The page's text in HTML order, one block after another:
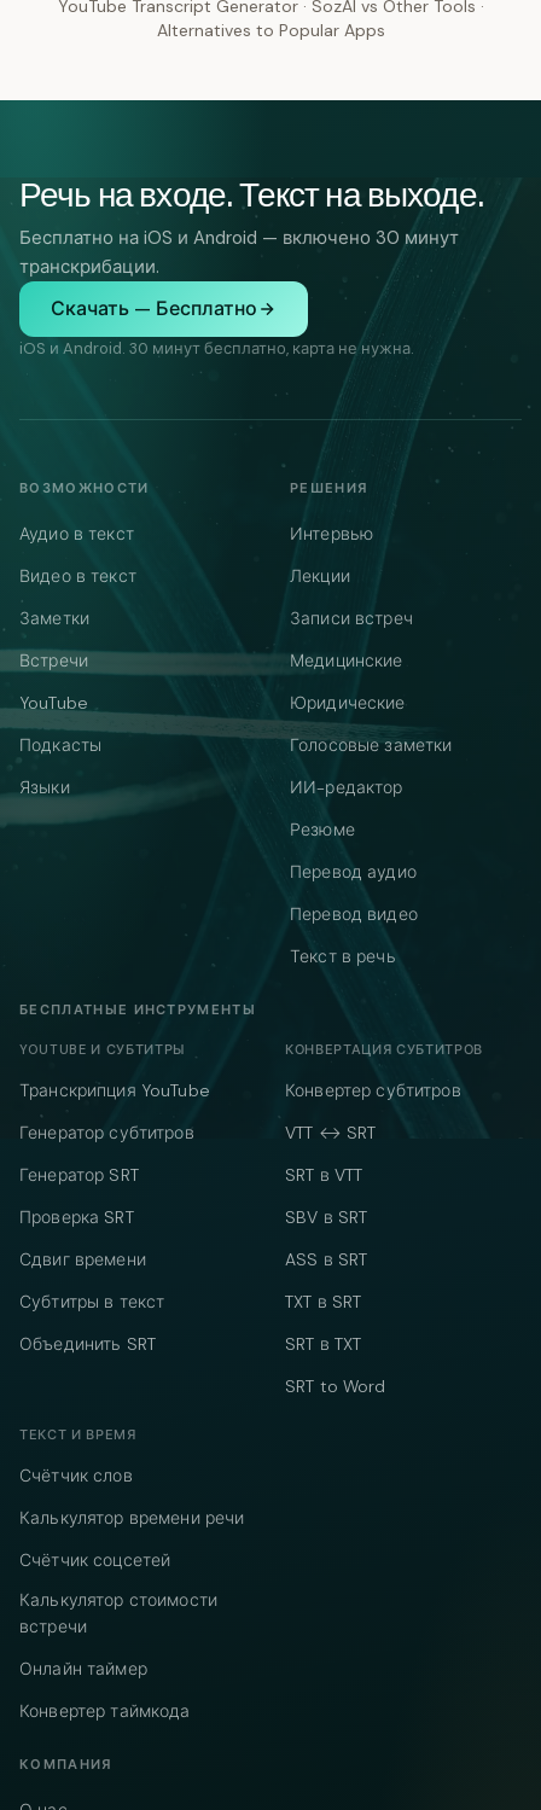
YouTube Transcript Generator· SozAI vs Other Tools ·
Alternatives to Popular Apps
Речь на входе. Текст на выходе.
Бесплатно на iOS и Android — включено 30 минут
транскрибации.
Скачать — Бесплатно
iOS и Android. 30 минут бесплатно, карта не нужна.
ВОЗМОЖНОСТИ
Аудио в текст
Видео в текст
Заметки
Встречи
YouTube
Подкасты
Языки
РЕШЕНИЯ
Интервью
Лекции
Записи встреч
Медицинские
Юридические
Голосовые заметки
ИИ-редактор
Резюме
Перевод аудио
Перевод видео
Текст в речь
БЕСПЛАТНЫЕ ИНСТРУМЕНТЫ
YOUTUBE И СУБТИТРЫ
Транскрипция YouTube
Генератор субтитров
Генератор SRT
Проверка SRT
Сдвиг времени
Субтитры в текст
Объединить SRT
КОНВЕРТАЦИЯ СУБТИТРОВ
Конвертер субтитров
VTT ↔ SRT
SRT в VTT
SBV в SRT
ASS в SRT
TXT в SRT
SRT в TXT
SRT to Word
ТЕКСТ И ВРЕМЯ
Счётчик слов
Калькулятор времени речи
Счётчик соцсетей
Калькулятор стоимости
встречи
Онлайн таймер
Конвертер таймкода
КОМПАНИЯ